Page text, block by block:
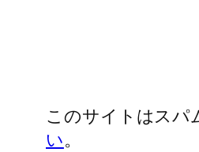
このサイトはスパ
い。